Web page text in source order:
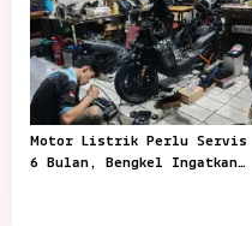
Motor Listrik Perlu Servis
6 Bulan, Bengkel Ingatkan